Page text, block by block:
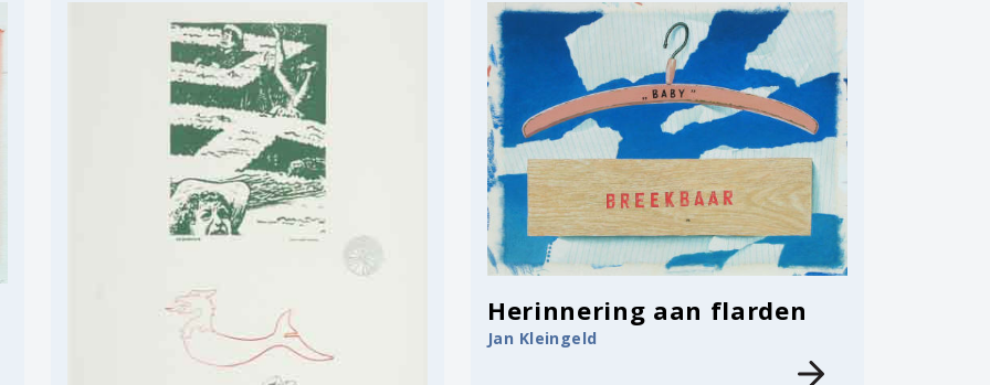
Herinnering aan flarden
Jan Kleingeld